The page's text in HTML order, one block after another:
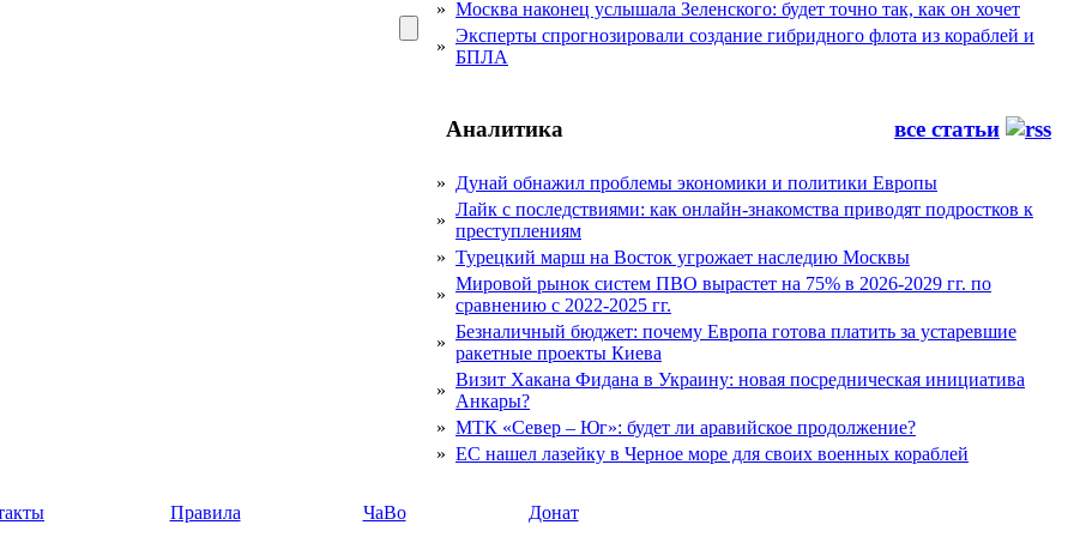
» Москва наконец услышала Зеленского: будет точно так, как он хочет
»
Эксперты спрогнозировали создание гибридного флота из кораблей и
БПЛА
Аналитика все статьи
» Дунай обнажил проблемы экономики и политики Европы
»
Лайк с последствиями: как онлайн-знакомства приводят подростков к
преступлениям
» Турецкий марш на Восток угрожает наследию Москвы
»
Мировой рынок систем ПВО вырастет на 75% в 2026-2029 гг. по
сравнению с 2022-2025 гг.
»
Безналичный бюджет: почему Европа готова платить за устаревшие
ракетные проекты Киева
»
Визит Хакана Фидана в Украину: новая посредническая инициатива
Анкары?
» МТК «Север – Юг»: будет ли аравийское продолжение?
» ЕС нашел лазейку в Черное море для своих военных кораблей
Правила ЧаВо
Донат